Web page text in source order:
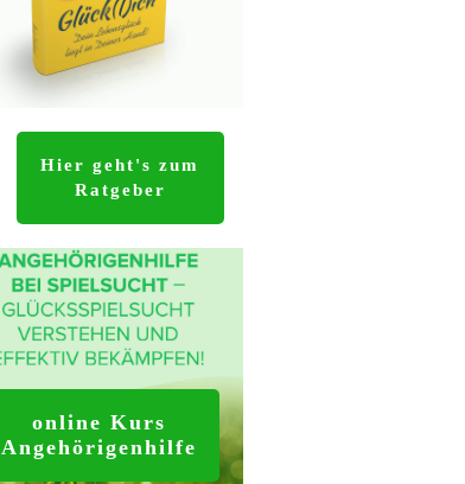
Hier geht's zum
Ratgeber
online Kurs
Angehörigenhilfe